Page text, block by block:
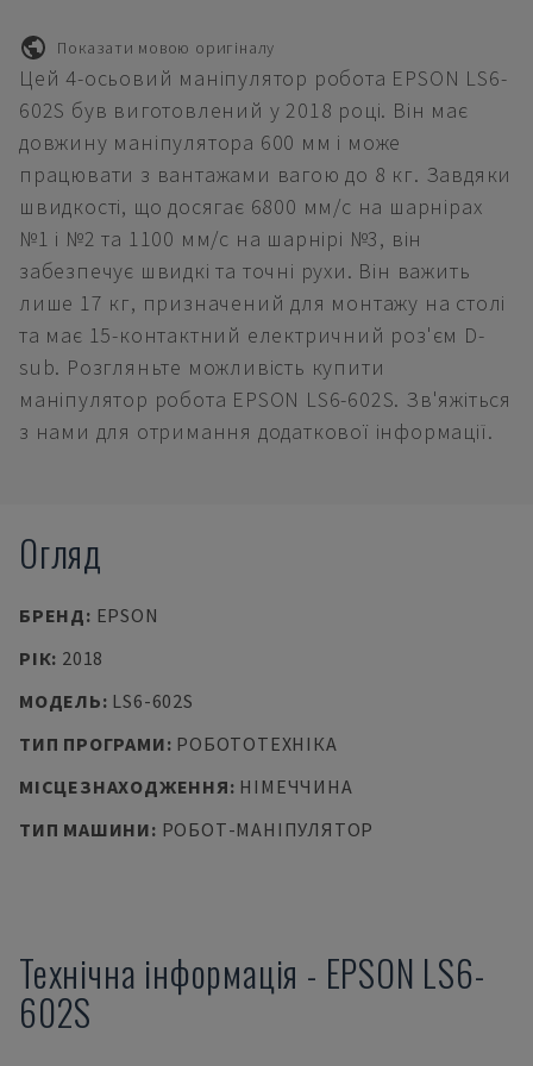
Показати мовою оригіналу
Цей 4-осьовий маніпулятор робота EPSON LS6-
602S був виготовлений у 2018 році. Він має
довжину маніпулятора 600 мм і може
працювати з вантажами вагою до 8 кг. Завдяки
швидкості, що досягає 6800 мм/с на шарнірах
№1 і №2 та 1100 мм/с на шарнірі №3, він
забезпечує швидкі та точні рухи. Він важить
лише 17 кг, призначений для монтажу на столі
та має 15-контактний електричний роз'єм D-
sub. Розгляньте можливість купити
маніпулятор робота EPSON LS6-602S. Зв'яжіться
з нами для отримання додаткової інформації.
Огляд
БРЕНД: EPSON
РІК: 2018
МОДЕЛЬ: LS6-602S
ТИП ПРОГРАМИ: РОБОТОТЕХНІКА
МІСЦЕЗНАХОДЖЕННЯ: НІМЕЧЧИНА
ТИП МАШИНИ: РОБОТ-МАНІПУЛЯТОР
Технічна інформація - EPSON LS6-
602S